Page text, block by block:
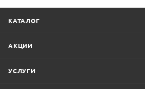
КАТАЛОГ
АКЦИИ
УСЛУГИ